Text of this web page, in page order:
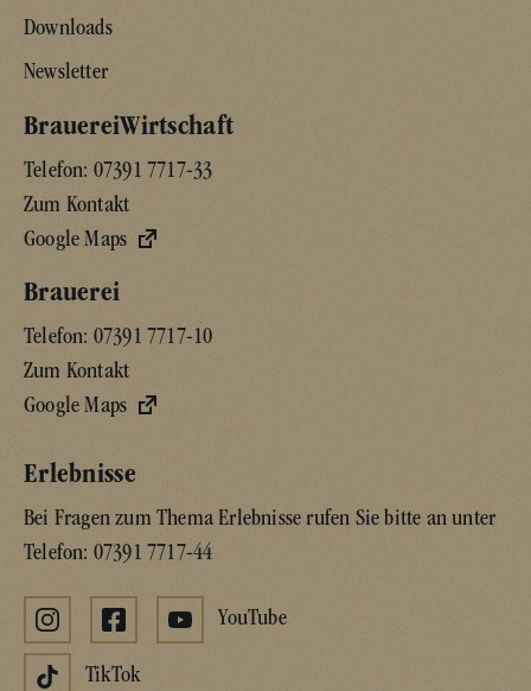
Downloads
Newsletter
BrauereiWirtschaft
Telefon: 07391 7717-33
Zum Kontakt
Google Maps
Brauerei
Telefon: 07391 7717-10
Zum Kontakt
Google Maps
Erlebnisse
Bei Fragen zum Thema Erlebnisse rufen Sie bitte an unter
Telefon: 07391 7717-44
YouTube
TikTok